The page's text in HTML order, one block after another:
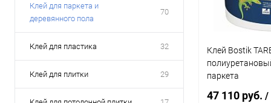
Клей для паркета и
деревянного пола
70
Клей для пластика 32
Клей для плитки 29
Литраж | Масса:
Цвет
Элемент
Клей Bostik
паркета
47 110 руб. /